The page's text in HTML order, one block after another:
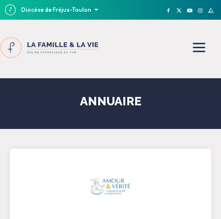
Diocèse de Fréjus-Toulon
ANNUAIRE